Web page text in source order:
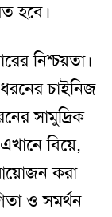
হবে।
নিশ্চয়তা।
চাইনিজ
সামুদ্রিক
বিয়ে,
করা
ও সমর্থন